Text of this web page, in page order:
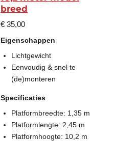
breed
€ 35,00
Eigenschappen
Lichtgewicht
Eenvoudig & snel te
(de)monteren
Specificaties
Platformbreedte: 1,35 m
Platformlengte: 2,45 m
Platformhoogte: 10,2 m